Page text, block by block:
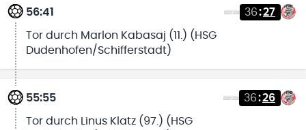
56:41 36:27
Tor durch Marlon Kabasaj (11.) (HSG
Dudenhofen/Schifferstadt)
55:55 36:26
Tor durch Linus Klatz (97.) (HSG